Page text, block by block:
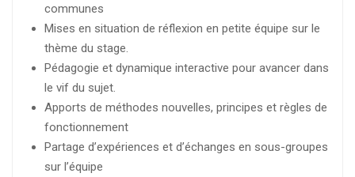
communes
Mises en situation de réflexion en petite équipe sur le
thème du stage.
Pédagogie et dynamique interactive pour avancer dans
le vif du sujet.
Apports de méthodes nouvelles, principes et règles de
fonctionnement
Partage d’expériences et d’échanges en sous-groupes
sur l’équipe